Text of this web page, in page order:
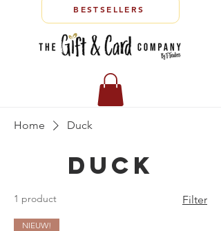
BESTSELLERS
Home Duck
Duck
1 product Filter
NIEUW!